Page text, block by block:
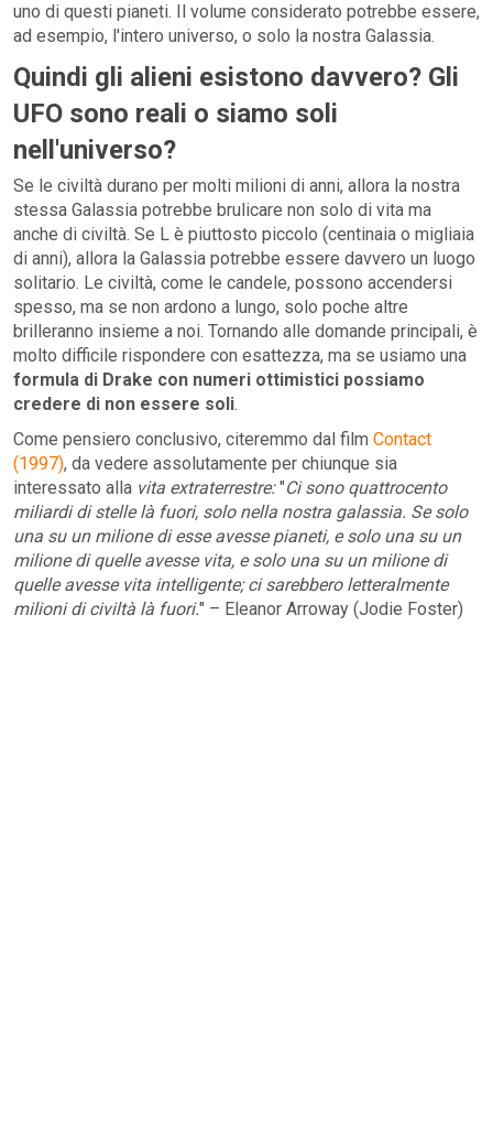
uno di questi pianeti. Il volume considerato potrebbe essere,
ad esempio, l'intero universo, o solo la nostra Galassia.
Quindi gli alieni esistono davvero? Gli
UFO sono reali o siamo soli
nell'universo?
Se le civiltà durano per molti milioni di anni, allora la nostra
stessa Galassia potrebbe brulicare non solo di vita ma
anche di civiltà. Se L è piuttosto piccolo (centinaia o migliaia
di anni), allora la Galassia potrebbe essere davvero un luogo
solitario. Le civiltà, come le candele, possono accendersi
spesso, ma se non ardono a lungo, solo poche altre
brilleranno insieme a noi. Tornando alle domande principali, è
molto difficile rispondere con esattezza, ma se usiamo una
formula di Drake con numeri ottimistici possiamo
credere di non essere soli.
Come pensiero conclusivo, citeremmo dal film Contact
(1997), da vedere assolutamente per chiunque sia
interessato alla vita extraterrestre:"Ci sono quattrocento
miliardi di stelle là fuori, solo nella nostra galassia. Se solo
una su un milione di esse avesse pianeti, e solo una su un
milione di quelle avesse vita, e solo una su un milione di
quelle avesse vita intelligente; ci sarebbero letteralmente
milioni di civiltà là fuori." – Eleanor Arroway (Jodie Foster)